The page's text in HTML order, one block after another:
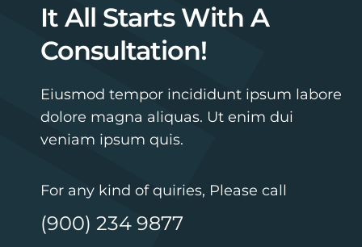
It All Starts With A
Consultation!
Eiusmod tempor incididunt ipsum labore
dolore magna aliquas. Ut enim dui
veniam ipsum quis.
For any kind of quiries, Please call
(900) 234 9877